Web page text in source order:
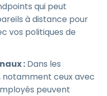
qui peut
à distance pour
vos politiques de
: Dans les
ceux avec
peuvent